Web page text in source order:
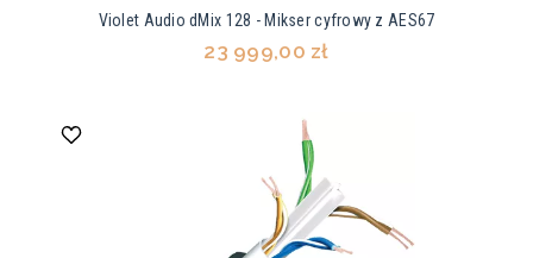
Violet Audio dMix 128 - Mikser cyfrowy z AES67
23 999,00 zł